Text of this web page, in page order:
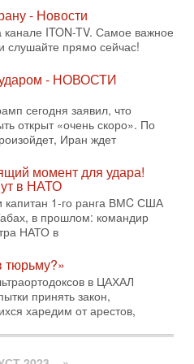
Давида Шарпа
Ирана и США накаляется
в самый последний момент
тяжелых ударов
«Аркия» намерен
«Аркия»
- НОВОСТИ 30/07/2026
сегодня рассматривает
операции против Ирана
базу в
Иран играет с огнем.
политолог Цви Маген,
офицер военной разведки
‎Чрезвычайный и
- Новости
канале ITON-TV. Самое важное
слушайте прямо сейчас!
- НОВОСТИ
сегодня заявил, что
открыт «очень скоро». По
Иран ждет
момент для удара!
в НАТО
капитан 1-го ранга ВМC США
в прошлом: командир
НАТО в
в ЦАХАЛ
принять закон,
харедим от арестов,